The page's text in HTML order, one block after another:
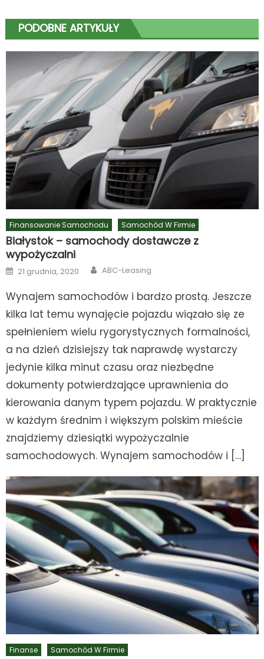
PODOBNE ARTYKUŁY
Finansowanie Samochodu Samochód W Firmie
Białystok – samochody dostawcze z
wypożyczalni
Posted
on
21 grudnia, 2020 Author
ABC-Leasing
Wynajem samochodów i bardzo prostą. Jeszcze
kilka lat temu wynajęcie pojazdu wiązało się ze
spełnieniem wielu rygorystycznych formalności,
a na dzień dzisiejszy tak naprawdę wystarczy
jedynie kilka minut czasu oraz niezbędne
dokumenty potwierdzające uprawnienia do
kierowania danym typem pojazdu. W praktycznie
w każdym średnim i większym polskim mieście
znajdziemy dziesiątki wypożyczalnie
samochodowych. Wynajem samochodów i […]
Finanse Samochód W Firmie